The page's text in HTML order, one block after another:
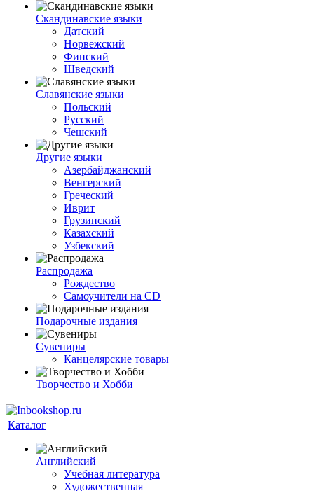
Скандинавские языки
Датский
Норвежский
Финский
Шведский
Славянские языки
Польский
Русский
Чешский
Другие языки
Азербайджанский
Венгерский
Греческий
Иврит
Грузинский
Казахский
Узбекский
Распродажа
Рождество
Самоучители на CD
Подарочные издания
Сувениры
Канцелярские товары
Творчество и Хобби
Каталог
Английский
Учебная литература
Художественная